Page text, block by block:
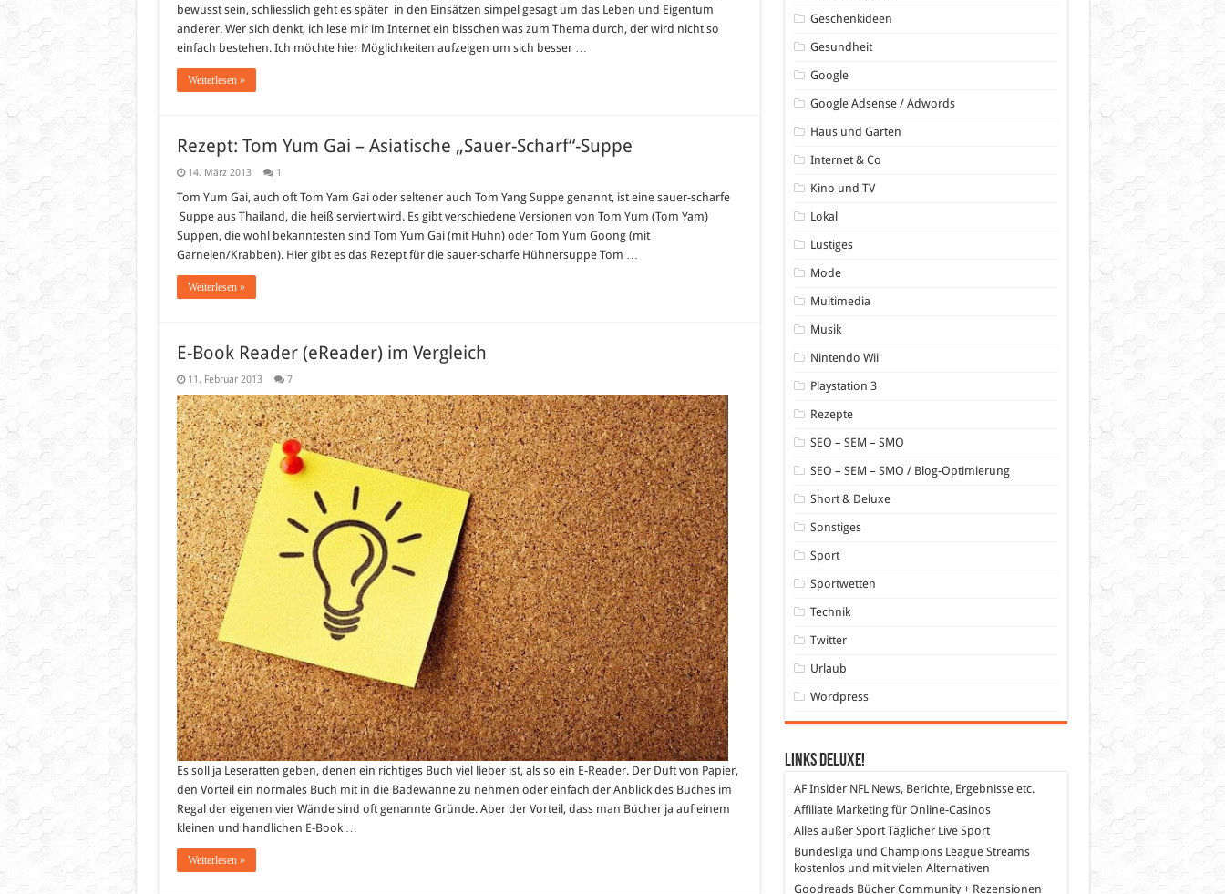
bewusst sein, schliesslich geht es später in den Einsätzen simpel gesagt um das Leben und Eigentum
anderer. Wer sich denkt, ich lese mir im Internet ein bisschen was zum Thema durch, der wird nicht so
einfach bestehen. Ich möchte hier Möglichkeiten aufzeigen um sich besser …
Weiterlesen »
Rezept: Tom Yum Gai – Asiatische „Sauer-Scharf“-Suppe
14. März 2013 1
Tom Yum Gai, auch oft Tom Yam Gai oder seltener auch Tom Yang Suppe genannt, ist eine sauer-scharfe
Suppe aus Thailand, die heiß serviert wird. Es gibt verschiedene Versionen von Tom Yum (Tom Yam)
Suppen, die wohl bekanntesten sind Tom Yum Gai (mit Huhn) oder Tom Yum Goong (mit
Garnelen/Krabben). Hier gibt es das Rezept für die sauer-scharfe Hühnersuppe Tom …
Weiterlesen »
E-Book Reader (eReader) im Vergleich
11. Februar 2013 7
Es soll ja Leseratten geben, denen ein richtiges Buch viel lieber ist, als so ein E-Reader. Der Duft von Papier,
den Vorteil ein normales Buch mit in die Badewanne zu nehmen oder einfach der Anblick des Buches im
Regal der eigenen vier Wände sind oft genannte Gründe. Aber der Vorteil, dass man Bücher ja auf einem
kleinen und handlichen E-Book …
Weiterlesen »
Geschenkideen
Gesundheit
Google
Google Adsense / Adwords
Haus und Garten
Internet & Co
Kino und TV
Lokal
Lustiges
Mode
Multimedia
Musik
Nintendo Wii
Playstation 3
Rezepte
SEO – SEM – SMO
SEO – SEM – SMO / Blog-Optimierung
Short & Deluxe
Sonstiges
Sport
Sportwetten
Technik
Twitter
Urlaub
Wordpress
Links DeLuXe!
AF InsiderNFL News, Berichte, Ergebnisse etc.
Affiliate Marketingfür Online-Casinos
Alles außer SportTäglicher Live Sport
Bundesliga und Champions League Streams
kostenlos und mit vielen Alternativen
GoodreadsBücher Community + Rezensionen